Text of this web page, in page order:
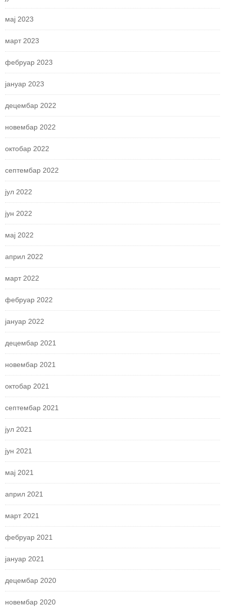
мај 2023
март 2023
фебруар 2023
јануар 2023
децембар 2022
новембар 2022
октобар 2022
септембар 2022
јул 2022
јун 2022
мај 2022
април 2022
март 2022
фебруар 2022
јануар 2022
децембар 2021
новембар 2021
октобар 2021
септембар 2021
јул 2021
јун 2021
мај 2021
април 2021
март 2021
фебруар 2021
јануар 2021
децембар 2020
новембар 2020